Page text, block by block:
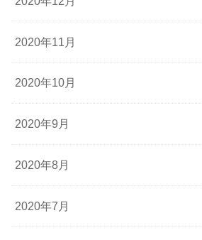
2020年11月
2020年10月
2020年9月
2020年8月
2020年7月